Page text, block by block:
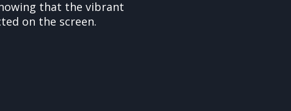
that the vibrant
on the screen.​